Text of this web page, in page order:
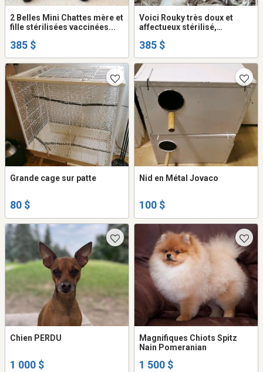
2 Belles Mini Chattes mère et
fille stérilisées vaccinées...
385 $
Voici Rouky très doux et
affectueux stérilisé,
385 $
Grande cage sur patte
80 $
Nid en Métal Jovaco
100 $
Chien PERDU
1 000 $
Magnifiques Chiots Spitz
Nain Pomeranian
1 500 $